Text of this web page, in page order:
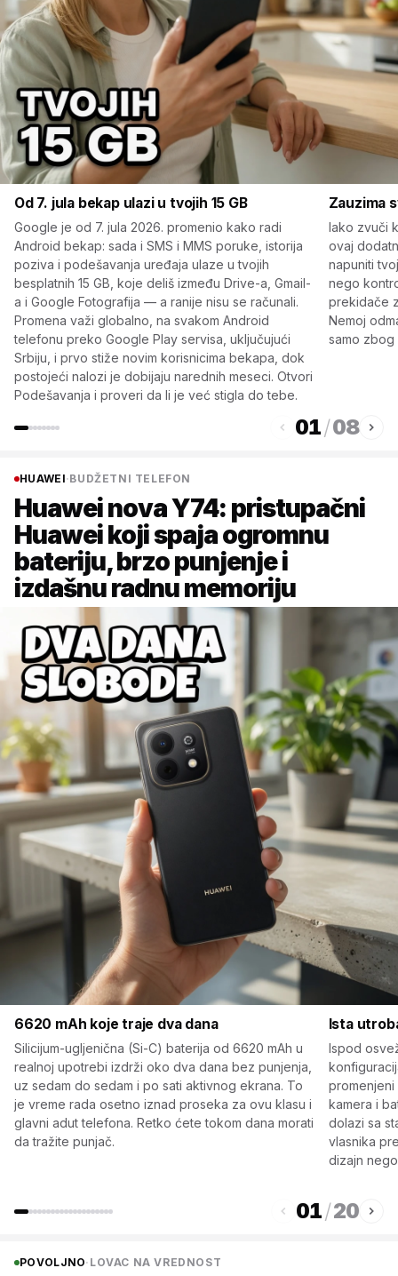
Od 7. jula bekap ulazi u tvojih 15 GB
Google je od 7. jula 2026. promenio kako radi
Android bekap: sada i SMS i MMS poruke, istorija
poziva i podešavanja uređaja ulaze u tvojih
besplatnih 15 GB, koje deliš između Drive-a, Gmail-
a i Google Fotografija — a ranije nisu se računali.
Promena važi globalno, na svakom Android
telefonu preko Google Play servisa, uključujući
Srbiju, i prvo stiže novim korisnicima bekapa, dok
postojeći nalozi je dobijaju narednih meseci. Otvori
Podešavanja i proveri da li je već stigla do tebe.
Zauzima
Iako zvuči
ovaj
napuniti
nego
prekidače
Nemoj
samo zbog
01/08
HUAWEI·BUDŽETNI TELEFON
Huawei nova Y74: pristupačni
Huawei koji spaja ogromnu
bateriju, brzo punjenje i
izdašnu radnu memoriju
6620 mAh koje traje dva dana
Silicijum-ugljenična (Si-C) baterija od 6620 mAh u
realnoj upotrebi izdrži oko dva dana bez punjenja,
uz sedam do sedam i po sati aktivnog ekrana. To
je vreme rada osetno iznad proseka za ovu klasu i
glavni adut telefona. Retko ćete tokom dana morati
da tražite punjač.
Ista
Ispod
kamera i
dolazi sa
vlasnika
dizajn
01/20
POVOLJNO· LOVAC NA VREDNOST